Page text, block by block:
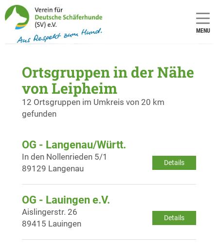
MENU
Ortsgruppen in der Nähe
von Leipheim
12 Ortsgruppen im Umkreis von 20 km
gefunden
OG - Langenau/Württ.
Details
In den Nollenrieden 5/1
89129 Langenau
OG - Lauingen e.V.
Details
Aislingerstr. 26
89415 Lauingen